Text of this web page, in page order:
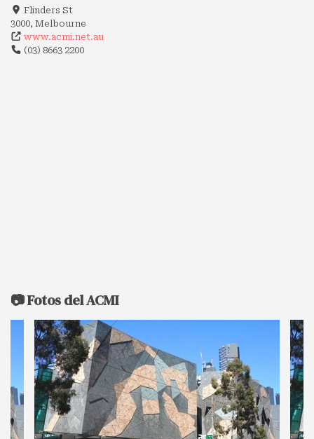
Flinders St
3000, Melbourne
www.acmi.net.au
(03) 8663 2200
📷 Fotos del ACMI